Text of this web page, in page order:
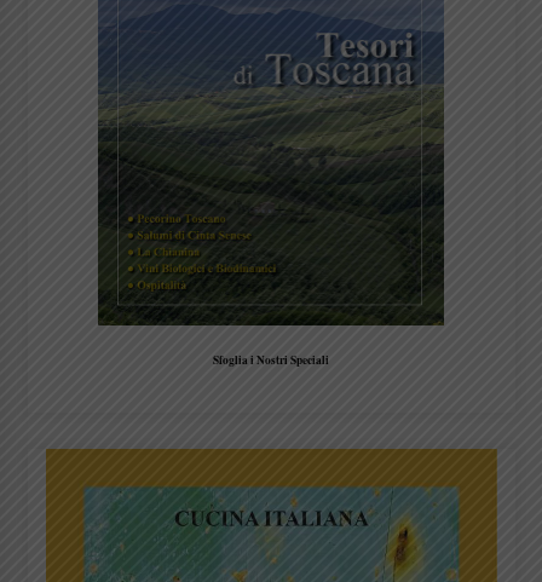
Sfoglia i Nostri Speciali